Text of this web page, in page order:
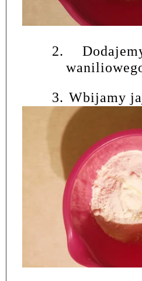
2.
3. Wbijamy